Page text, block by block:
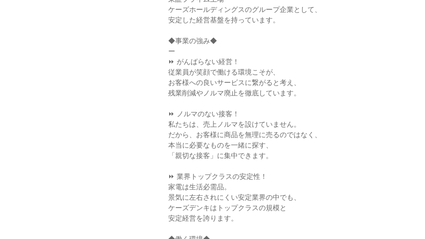
ケーズホールディングスのグループ企業として、
安定した経営基盤を持っています。
◆事業の強み◆
ー
⏩ がんばらない経営！
従業員が笑顔で働ける環境こそが、
お客様への良いサービスに繋がると考え、
残業削減やノルマ廃止を徹底しています。
⏩ ノルマのない接客！
私たちは、売上ノルマを設けていません。
だから、お客様に商品を無理に売るのではなく、
本当に必要なものを一緒に探す、
「親切な接客」に集中できます。
⏩ 業界トップクラスの安定性！
家電は生活必需品。
景気に左右されにくい安定業界の中でも、
ケーズデンキはトップクラスの規模と
安定経営を誇ります。